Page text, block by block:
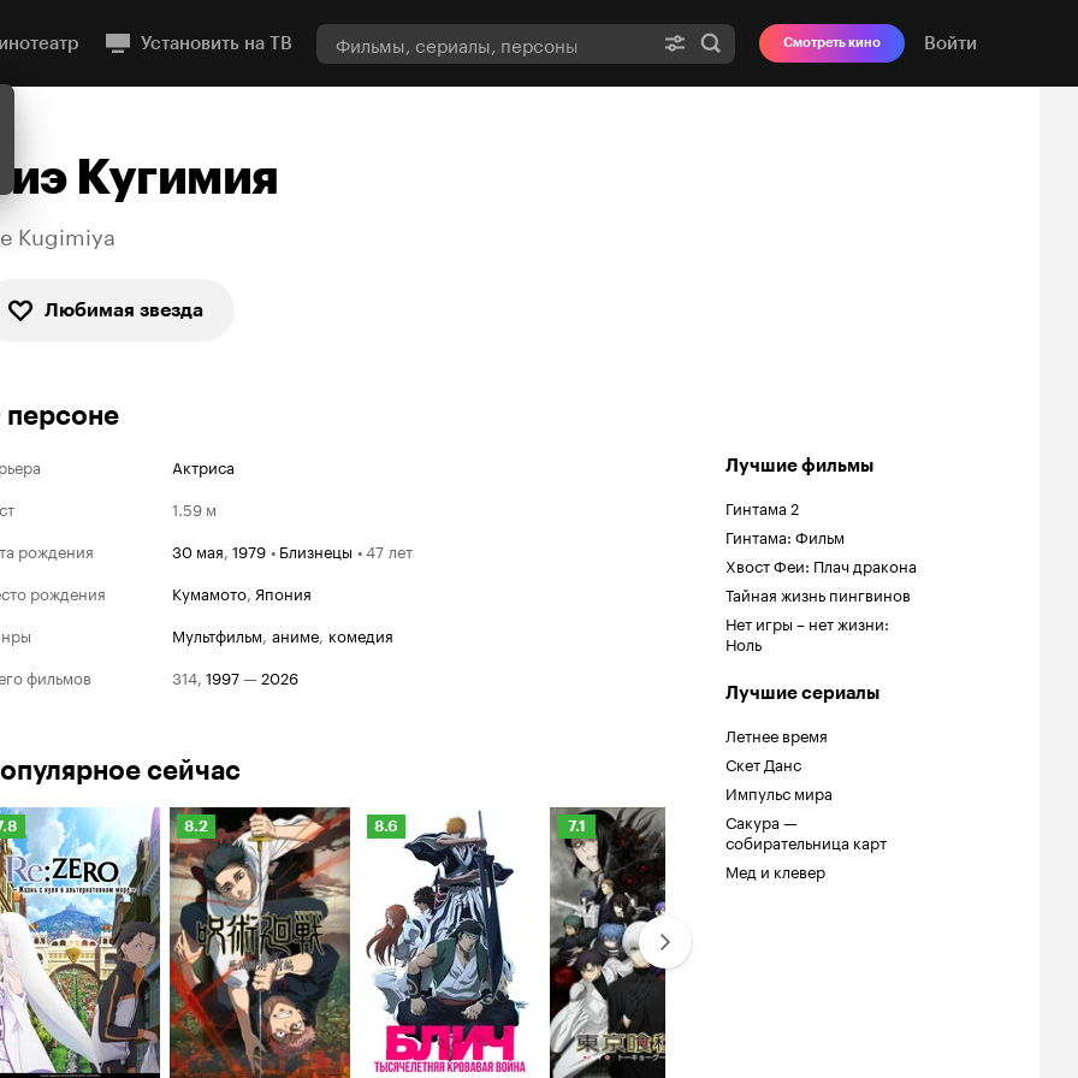
Установить на ТВ Смотреть кино Войти
Риэ Кугимия
Kugimiya
Любимая звезда
Актриса
1.59 м
рождения
30 мая, 1979 • Близнецы •47 лет
рождения
Кумамото, Япония
мультфильм, аниме, комедия
фильмов
314, 1997— 2026
Лучшие фильмы
Гинтама 2
Гинтама: Фильм
Хвост Феи: Плач дракона
Тайная жизнь пингвинов
Нет игры – нет жизни:
Ноль
Лучшие сериалы
Летнее время
Скет Данс
Импульс мира
Сакура —
собирательница карт
Мед и клевер
сейчас
Рейтинг
Кинопоиска
8.2
8.2
Рейтинг
Кинопоиска
8.6
Рейтинг
Кинопоиска
7.1
7.1
Рейтинг
Кинопоиска
8.0
8.0